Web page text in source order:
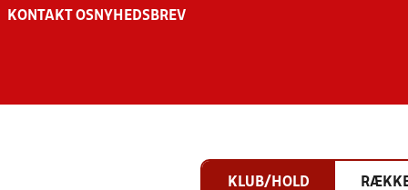
KONTAKT OS NYHEDSBREV
KLUB/HOLD